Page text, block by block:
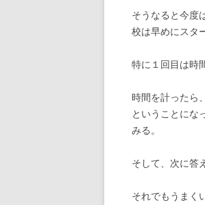
そうなると今度
校は早めにスタ
特に１回目は時
時間を計ったら
ということにな
みる。
そして、次に答
それでもうまく